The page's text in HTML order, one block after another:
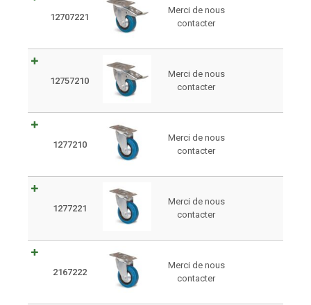
12707221
Merci de nous
contacter
12757210
Merci de nous
contacter
1277210
Merci de nous
contacter
1277221
Merci de nous
contacter
2167222
Merci de nous
contacter